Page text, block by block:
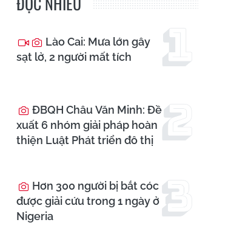
Lào Cai: Mưa lớn gây
sạt lở, 2 người mất tích
ĐBQH Châu Văn Minh: Đề
xuất 6 nhóm giải pháp hoàn
thiện Luật Phát triển đô thị
Hơn 300 người bị bắt cóc
được giải cứu trong 1 ngày ở
Nigeria